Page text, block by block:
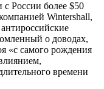
России более $50
Wintershall,
о доводах,
«с самого рождения
времени